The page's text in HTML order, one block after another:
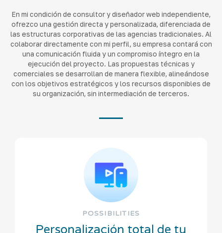
En mi condición de consultor y diseñador web independiente,
ofrezco una gestión directa y personalizada, diferenciada de
las estructuras corporativas de las agencias tradicionales. Al
colaborar directamente con mi perfil, su empresa contará con
una comunicación fluida y un compromiso íntegro en la
ejecución del proyecto. Las propuestas técnicas y
comerciales se desarrollan de manera flexible, alineándose
con los objetivos estratégicos y los recursos disponibles de
su organización, sin intermediación de terceros.
POSSIBILITIES
Personalización total de tu